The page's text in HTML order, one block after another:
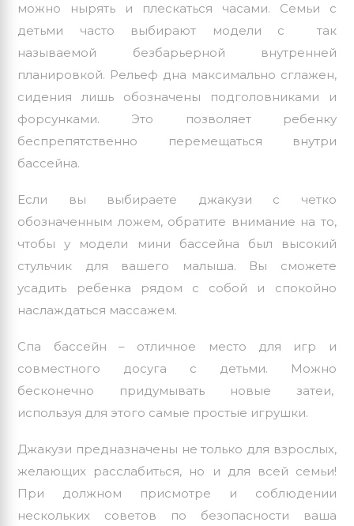
можно нырять и плескаться часами. Семьи с
детьми часто выбирают модели с так
называемой безбарьерной внутренней
планировкой. Рельеф дна максимально сглажен,
сидения лишь обозначены подголовниками и
форсунками. Это позволяет ребенку
беспрепятственно перемещаться внутри
бассейна.
Если вы выбираете джакузи с четко
обозначенным ложем, обратите внимание на то,
чтобы у модели мини бассейна был высокий
стульчик для вашего малыша. Вы сможете
усадить ребенка рядом с собой и спокойно
наслаждаться массажем.
Спа бассейн – отличное место для игр и
совместного досуга с детьми. Можно
бесконечно придумывать новые затеи,
используя для этого самые простые игрушки.
Джакузи предназначены не только для взрослых,
желающих расслабиться, но и для всей семьи!
При должном присмотре и соблюдении
нескольких советов по безопасности ваша